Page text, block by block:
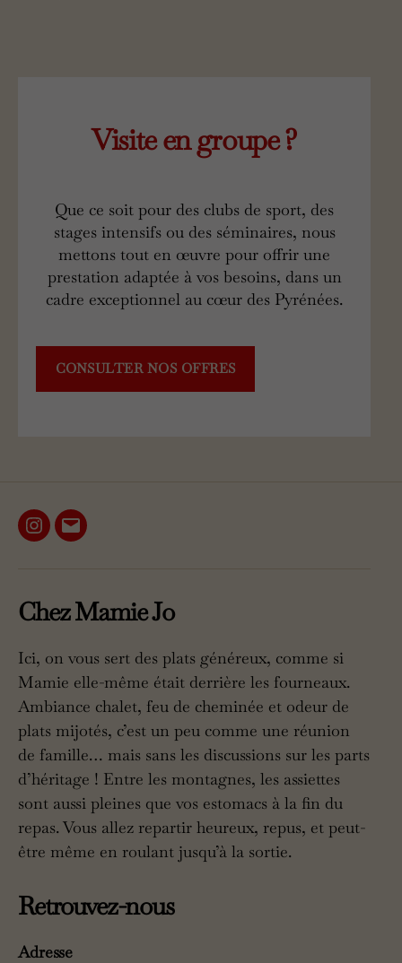
Visite en groupe ?
Que ce soit pour des clubs de sport, des
stages intensifs ou des séminaires, nous
mettons tout en œuvre pour offrir une
prestation adaptée à vos besoins, dans un
cadre exceptionnel au cœur des Pyrénées.
CONSULTER NOS OFFRES
Instagram
E-
Chez Mamie Jo
Ici, on vous sert des plats généreux, comme si
Mamie elle-même était derrière les fourneaux.
Ambiance chalet, feu de cheminée et odeur de
plats mijotés, c’est un peu comme une réunion
de famille… mais sans les discussions sur les parts
d’héritage ! Entre les montagnes, les assiettes
sont aussi pleines que vos estomacs à la fin du
repas. Vous allez repartir heureux, repus, et peut-
être même en roulant jusqu’à la sortie.
Retrouvez-nous
Adresse